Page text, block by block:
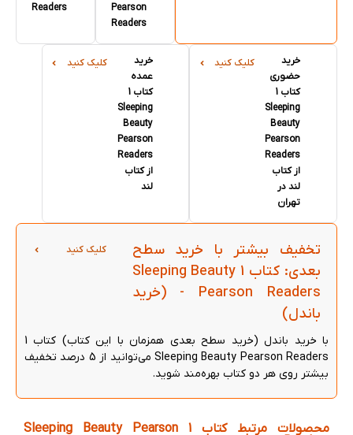
Pearson
Readers
Readers
خرید
حضوری
کتاب 1
Sleeping
Beauty
Pearson
Readers
از کتاب
لند در
تهران
کلیک کنید
خرید
عمده
کتاب 1
Sleeping
Beauty
Pearson
Readers
از کتاب
لند
کلیک کنید
تخفیف بیشتر با خرید سطح
بعدی: کتاب 1 Sleeping Beauty
Pearson Readers - (خرید
باندل)
کلیک کنید
با خرید باندل (خرید سطح بعدی همزمان با این کتاب) کتاب 1
Sleeping Beauty Pearson Readers می‌توانید از 5 درصد تخفیف
بیشتر روی هر دو کتاب بهره‌مند شوید.
محصولات مرتبط کتاب 1 Sleeping Beauty Pearson